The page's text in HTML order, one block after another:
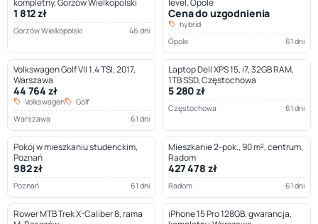
1 812 zł
Gorzów Wielkopolski 46 dni
Cena do uzgodnienia
hybrid
Opole
61 dni
Volkswagen Golf VII 1.4 TSI, 2017,
Warszawa
44 764 zł
Volkswagen
Golf
Warszawa
61 dni
Laptop Dell XPS 15, i7, 32GB RAM,
1TB SSD, Częstochowa
5 280 zł
Częstochowa 61 dni
Pokój w mieszkaniu studenckim,
Poznań
982 zł
Poznań 61 dni
Mieszkanie 2-pok., 90 m², centrum,
Radom
427 478 zł
Radom 61 dni
Rower MTB Trek X-Caliber 8, rama
iPhone 15 Pro 128GB, gwarancja,